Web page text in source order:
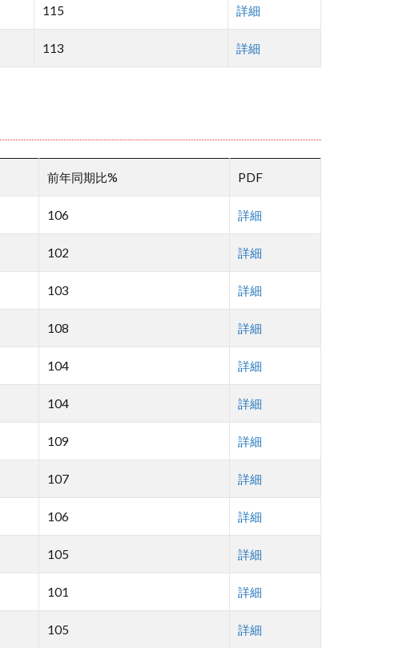
115 詳細
113 詳細
前年同期比% PDF
106 詳細
102 詳細
103 詳細
108 詳細
104 詳細
104 詳細
109 詳細
107 詳細
106 詳細
105 詳細
101 詳細
105 詳細